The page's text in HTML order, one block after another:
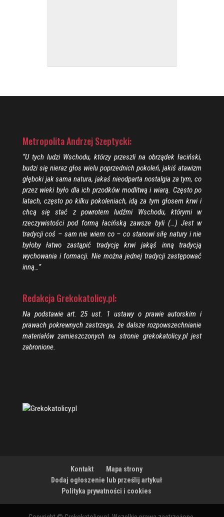
Metropolita Andrzej Szeptycki:
“U tych ludzi Wschodu, którzy przeszli na obrządek łaciński,
budzi się nieraz głos wielu poprzednich pokoleń, jakiś atawizm
głęboki jak sama natura, jakaś nieodparta nostalgia za tym, co
przez wieki było dla ich przodków modlitwą i wiarą. Często po
latach, często po kilku pokoleniach, idą za tym głosem krwi i
chcą się stać z powrotem ludźmi Wschodu, którymi w
rzeczywistości pod formą łacińską zawsze byli (…) Jest w
tradycji coś – sam nie wiem co – co stanowi siłę natury i nie
byłoby łatwo zastąpić tradycję krwi jakąś inną tradycją
wychowania i formacji. Nie można jednej tradycji zastępować
inną…”
Redakcja Grekokatolicy.pl:
Na podstawie art. 25 ust. 1 ustawy o prawie autorskim i
prawach pokrewnych zastrzega, że dalsze rozpowszechnianie
materiałów zamieszczonych na stronie grekokatolicy.pl jest
zabronione.
Kontakt
Mapa strony
Dodaj ogłoszenie lub prześlij artykuł
Polityka prywatności i cookies